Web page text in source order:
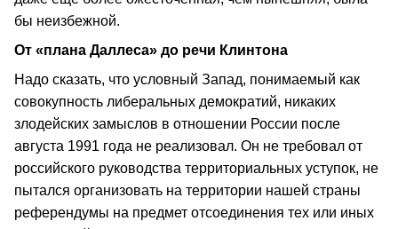
бы неизбежной.
От «плана Даллеса» до речи Клинтона
Надо сказать, что условный Запад, понимаемый как
совокупность либеральных демократий, никаких
злодейских замыслов в отношении России после
августа 1991 года не реализовал. Он не требовал от
российского руководства территориальных уступок, не
пытался организовать на территории нашей страны
референдумы на предмет отсоединения тех или иных